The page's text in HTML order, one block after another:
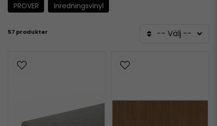
PROVER Inredningsvinyl
57 produkter -- Välj --